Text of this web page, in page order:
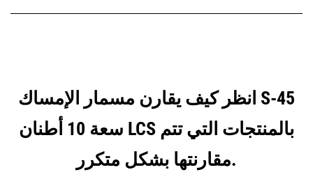
انظر كيف يقارن مسمار الإمساك S-45
سعة 10 أطنان LCS بالمنتجات التي تتم
مقارنتها بشكل متكرر.